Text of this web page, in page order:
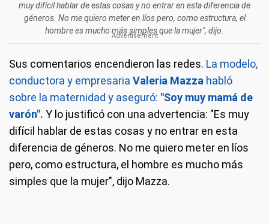
muy difícil hablar de estas cosas y no entrar en esta diferencia de
géneros. No me quiero meter en líos pero, como estructura, el
hombre es mucho más simples que la mujer", dijo.
Sus comentarios encendieron las redes. La modelo,
conductora y empresaria Valeria Mazza habló
sobre la maternidad y aseguró: "Soy muy mamá de
varón". Y lo justificó con una advertencia: "Es muy
difícil hablar de estas cosas y no entrar en esta
diferencia de géneros. No me quiero meter en líos
pero, como estructura, el hombre es mucho más
simples que la mujer", dijo Mazza.